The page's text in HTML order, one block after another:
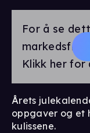
For å se
Klikk her for
Årets
oppgaver og et
kulissene.